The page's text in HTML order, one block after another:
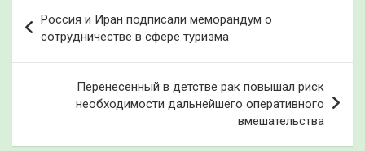
по
записям
Россия и Иран подписали меморандум о
сотрудничестве в сфере туризма
Перенесенный в детстве рак повышал риск
необходимости дальнейшего оперативного
вмешательства